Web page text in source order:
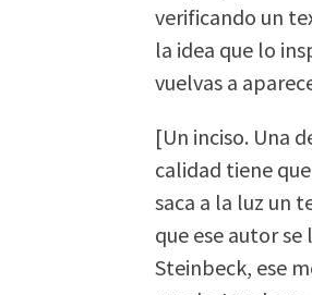
verificando un
la idea que lo
vuelvas a
[Un inciso. Una
calidad tiene
saca a la luz un
que ese autor
Steinbeck, ese